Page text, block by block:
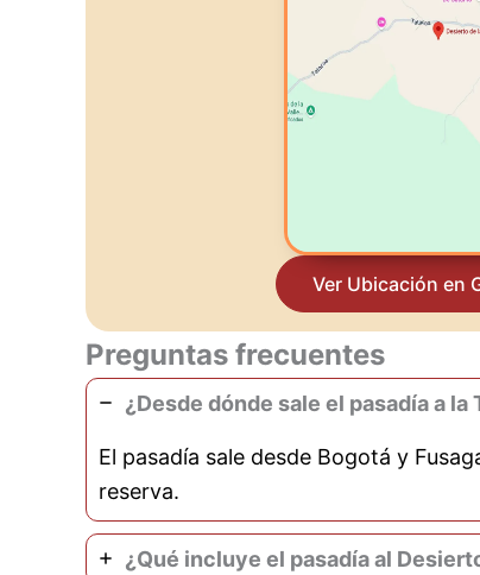
Ver Ubicación en
Preguntas frecuentes
¿Desde dónde sale el pasadía a
El pasadía sale desde Bogotá y
reserva.
¿Qué incluye el pasadía al